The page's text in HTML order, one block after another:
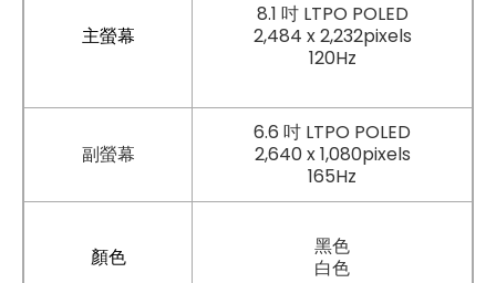
主螢幕
8.1 吋 LTPO POLED
2,484 x 2,232pixels
120Hz
副螢幕
6.6 吋 LTPO POLED
2,640 x 1,080pixels
165Hz
顏色
黑色
白色